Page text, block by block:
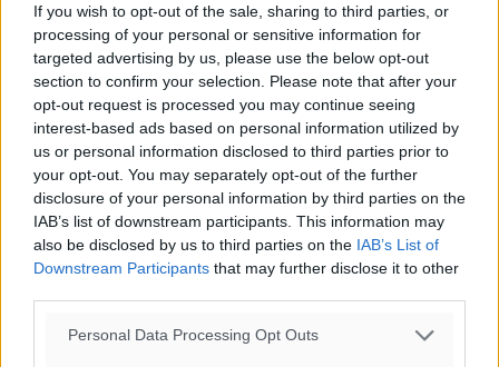
If you wish to opt-out of the sale, sharing to third parties, or
processing of your personal or sensitive information for
targeted advertising by us, please use the below opt-out
section to confirm your selection. Please note that after your
opt-out request is processed you may continue seeing
interest-based ads based on personal information utilized by
us or personal information disclosed to third parties prior to
your opt-out. You may separately opt-out of the further
disclosure of your personal information by third parties on the
IAB’s list of downstream participants. This information may
also be disclosed by us to third parties on the IAB’s List of
Downstream Participants that may further disclose it to other
Personal Data Processing Opt Outs
Γιώργος Χατζημάρκος: Τα έργα
αντιπλημμυρικής προστασίας δεν
γίνονται με λόγια αλλά με επιμονή και
δουλειά στο πεδίο
και υλοποιεί σημαντικά αντιπλημμυρικά έργα κλίμακας